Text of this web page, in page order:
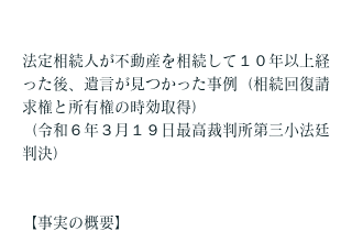
法定相続人が不動産を相続して１０年以上経
った後、遺言が見つかった事例（相続回復請
求権と所有権の時効取得）
（令和６年３月１９日最高裁判所第三小法廷
判決）
【事実の概要】